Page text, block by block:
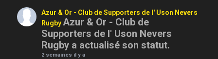
Azur & Or - Club de Supporters de l' Uson Nevers
RugbyAzur & Or - Club de
Supporters de l' Uson Nevers
Rugby a actualisé son statut.
2 semaines il y a